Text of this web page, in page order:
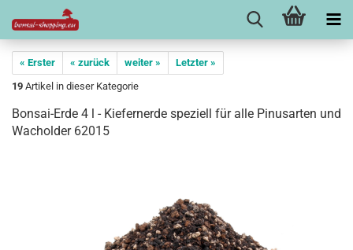
« Erster « zurück weiter »
Letzter »
19 Artikel in dieser Kategorie
Bonsai-Erde 4 l - Kiefernerde speziell für alle Pinusarten und
Wacholder 62015